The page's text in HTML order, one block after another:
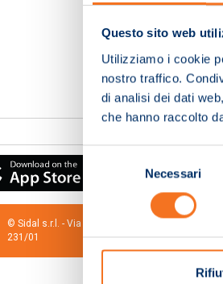
Questo sito web
Utilizziamo i cookie
nostro traffico.
di analisi dei dati
che hanno raccolto
Selezione
consenso
Necessari
© Sidal s.r.l. - Via S.Agostino,50, 51100 Pistoia -
231/01